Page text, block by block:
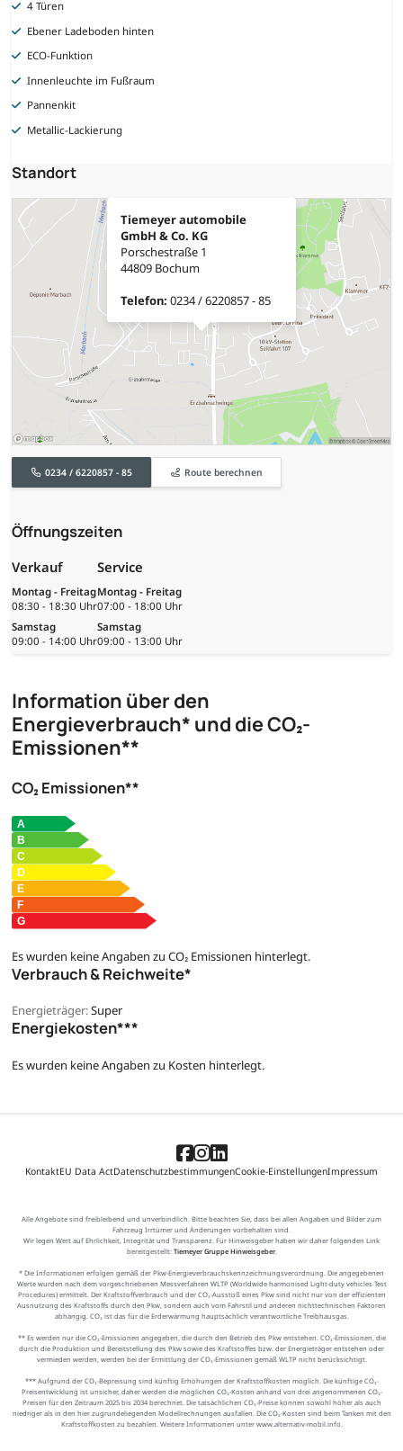
4 Türen
Ebener Ladeboden hinten
ECO-Funktion
Innenleuchte im Fußraum
Pannenkit
Metallic-Lackierung
Standort
Tiemeyer automobile
GmbH & Co. KG
Porschestraße 1
44809 Bochum
Telefon: 0234 / 6220857 - 85
0234 / 6220857 - 85 Route berechnen
Öffnungszeiten
Verkauf
Montag - Freitag
08:30 - 18:30 Uhr
Samstag
09:00 - 14:00 Uhr
Service
Montag - Freitag
07:00 - 18:00 Uhr
Samstag
09:00 - 13:00 Uhr
Information über den
Energieverbrauch* und die CO₂-
Emissionen**
CO₂ Emissionen**
Es wurden keine Angaben zu CO₂ Emissionen hinterlegt.
Verbrauch & Reichweite*
Energieträger:Super
Energiekosten***
Es wurden keine Angaben zu Kosten hinterlegt.
KontaktEU Data ActDatenschutzbestimmungenCookie-EinstellungenImpressum
Alle Angebote sind freibleibend und unverbindlich. Bitte beachten Sie, dass bei allen Angaben und Bilder zum
Fahrzeug Irrtümer und Änderungen vorbehalten sind.
Wir legen Wert auf Ehrlichkeit, Integrität und Transparenz. Für Hinweisgeber haben wir daher folgenden Link
bereitgestellt: Tiemeyer Gruppe Hinweisgeber.
* Die Informationen erfolgen gemäß der Pkw-Energieverbrauchskennzeichnungsverordnung. Die angegebenen
Werte wurden nach dem vorgeschriebenen Messverfahren WLTP (Worldwide harmonised Light-duty vehicles Test
Procedures) ermittelt. Der Kraftstoffverbrauch und der CO₂-Ausstoß eines Pkw sind nicht nur von der effizienten
Ausnutzung des Kraftstoffs durch den Pkw, sondern auch vom Fahrstil und anderen nichttechnischen Faktoren
abhängig. CO₂ ist das für die Erderwärmung hauptsächlich verantwortliche Treibhausgas.
** Es werden nur die CO₂-Emissionen angegeben, die durch den Betrieb des Pkw entstehen. CO₂-Emissionen, die
durch die Produktion und Bereitstellung des Pkw sowie des Kraftstoffes bzw. der Energieträger entstehen oder
vermieden werden, werden bei der Ermittlung der CO₂-Emissionen gemäß WLTP nicht berücksichtigt.
*** Aufgrund der CO₂-Bepreisung sind künftig Erhöhungen der Kraftstoffkosten möglich. Die künftige CO₂-
Preisentwicklung ist unsicher, daher werden die möglichen CO₂-Kosten anhand von drei angenommenen CO₂-
Preisen für den Zeitraum 2025 bis 2034 berechnet. Die tatsächlichen CO₂-Preise können sowohl höher als auch
niedriger als in den hier zugrundeliegenden Modellrechnungen ausfallen. Die CO₂-Kosten sind beim Tanken mit den
Kraftstoffkosten zu bezahlen. Weitere Informationen unter www.alternativ-mobil.info.